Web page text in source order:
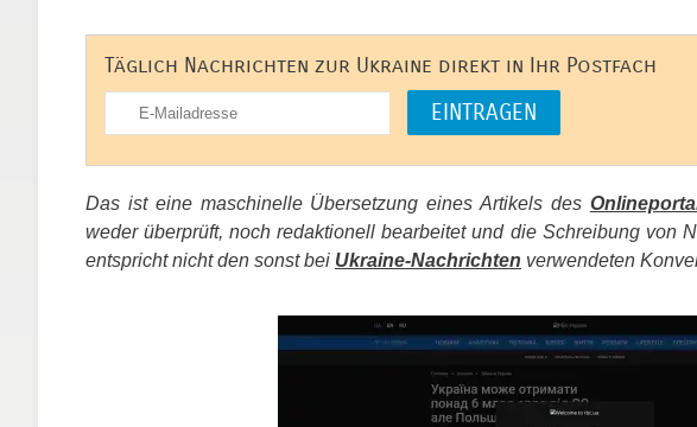
Täglich Nachrichten zur Ukraine direkt in Ihr Postfach
Das ist eine maschinelle Übersetzung eines Artikels des
weder überprüft, noch redaktionell bearbeitet und die Schreibung von
entspricht nicht den sonst bei Ukraine-Nachrichten verwendeten